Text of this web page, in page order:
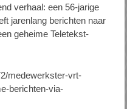
verhaal: een 56-jarige
jarenlang berichten naar
geheime Teletekst-
medewerkster-vrt-
berichten-via-